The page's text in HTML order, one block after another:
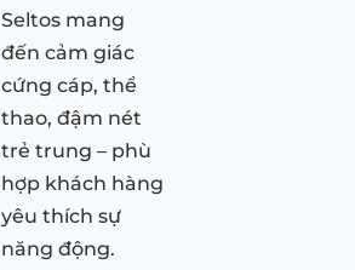
Seltos mang
đến cảm giác
cứng cáp, thể
thao, đậm nét
trẻ trung – phù
hợp khách hàng
yêu thích sự
năng động.